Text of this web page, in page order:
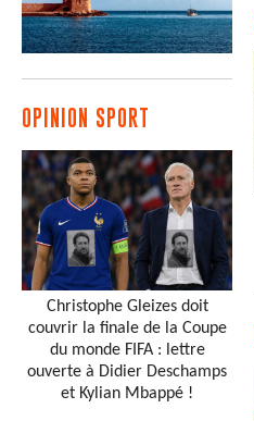
OPINION SPORT
Christophe Gleizes doit
couvrir la finale de la Coupe
du monde FIFA : lettre
ouverte à Didier Deschamps
et Kylian Mbappé !